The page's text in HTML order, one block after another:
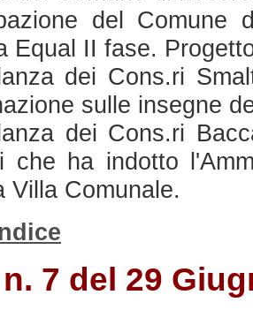
del Comune
Equal II fase.
dei Cons.ri
sulle insegne
dei Cons.ri
che ha indotto
Villa Comunale.
7 del 29